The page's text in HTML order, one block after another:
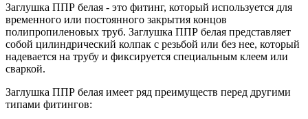
Заглушка ППР белая - это фитинг, который используется для
временного или постоянного закрытия концов
полипропиленовых труб. Заглушка ППР белая представляет
собой цилиндрический колпак с резьбой или без нее, который
надевается на трубу и фиксируется специальным клеем или
сваркой.
Заглушка ППР белая имеет ряд преимуществ перед другими
типами фитингов: